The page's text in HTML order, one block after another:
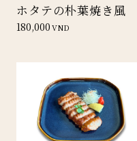
ホタテの朴葉焼き風
180,000VND